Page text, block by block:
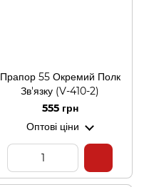
Прапор 55 Окремий Полк
Зв'язку (V-410-2)
555 грн
Оптові ціни